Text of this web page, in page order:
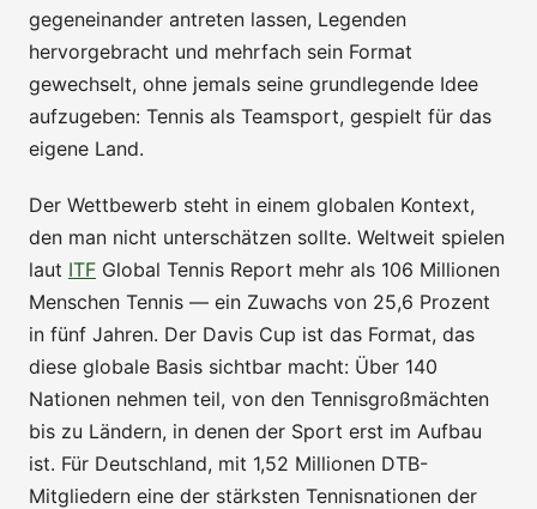
gegeneinander antreten lassen, Legenden
hervorgebracht und mehrfach sein Format
gewechselt, ohne jemals seine grundlegende Idee
aufzugeben: Tennis als Teamsport, gespielt für das
eigene Land.
Der Wettbewerb steht in einem globalen Kontext,
den man nicht unterschätzen sollte. Weltweit spielen
laut ITF Global Tennis Report mehr als 106 Millionen
Menschen Tennis — ein Zuwachs von 25,6 Prozent
in fünf Jahren. Der Davis Cup ist das Format, das
diese globale Basis sichtbar macht: Über 140
Nationen nehmen teil, von den Tennisgroßmächten
bis zu Ländern, in denen der Sport erst im Aufbau
ist. Für Deutschland, mit 1,52 Millionen DTB-
Mitgliedern eine der stärksten Tennisnationen der